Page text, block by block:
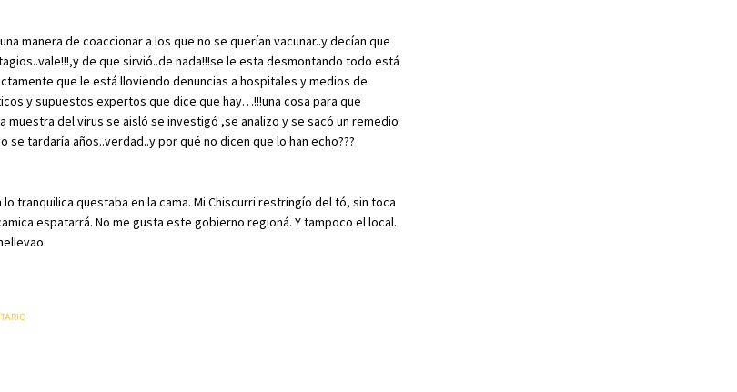
manera de coaccionar a los que no se querían vacunar..y decían que
de que sirvió..de nada!!!se le esta desmontando todo está
que le está lloviendo denuncias a hospitales y medios de
y supuestos expertos que dice que hay…!!!una cosa para que
del virus se aisló se investigó ,se analizo y se sacó un remedio
tardaría años..verdad..y por qué no dicen que lo han echo???
tranquilica questaba en la cama. Mi Chiscurri restringío del tó, sin toca
espatarrá. No me gusta este gobierno regioná. Y tampoco el local.